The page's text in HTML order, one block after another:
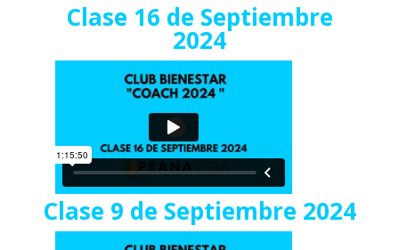
Clase 16 de Septiembre
2024
Clase 9 de Septiembre 2024